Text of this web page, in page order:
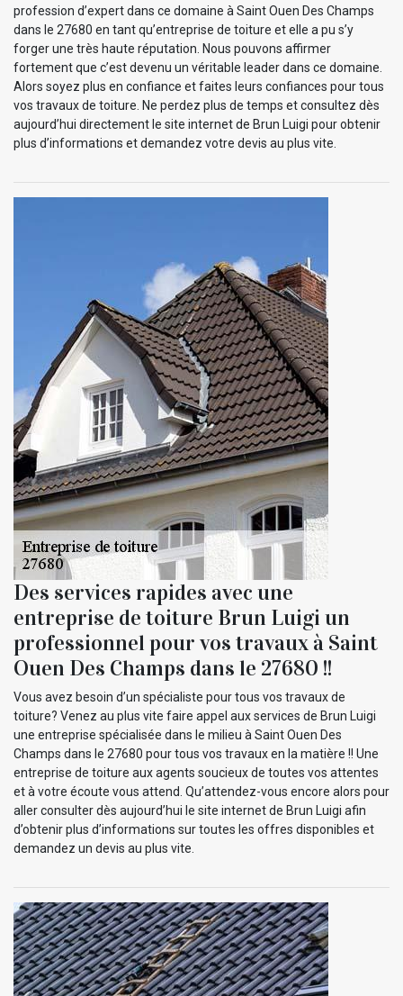
profession d’expert dans ce domaine à Saint Ouen Des Champs
dans le 27680 en tant qu’entreprise de toiture et elle a pu s’y
forger une très haute réputation. Nous pouvons affirmer
fortement que c’est devenu un véritable leader dans ce domaine.
Alors soyez plus en confiance et faites leurs confiances pour tous
vos travaux de toiture. Ne perdez plus de temps et consultez dès
aujourd’hui directement le site internet de Brun Luigi pour obtenir
plus d’informations et demandez votre devis au plus vite.
Des services rapides avec une
entreprise de toiture Brun Luigi un
professionnel pour vos travaux à Saint
Ouen Des Champs dans le 27680 !!
Vous avez besoin d’un spécialiste pour tous vos travaux de
toiture? Venez au plus vite faire appel aux services de Brun Luigi
une entreprise spécialisée dans le milieu à Saint Ouen Des
Champs dans le 27680 pour tous vos travaux en la matière !! Une
entreprise de toiture aux agents soucieux de toutes vos attentes
et à votre écoute vous attend. Qu’attendez-vous encore alors pour
aller consulter dès aujourd’hui le site internet de Brun Luigi afin
d’obtenir plus d’informations sur toutes les offres disponibles et
demandez un devis au plus vite.